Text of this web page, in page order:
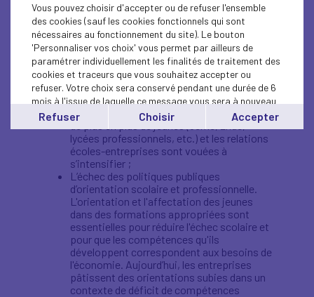
Trois constats ont poussé le Medef à mener
cette étude :
Aucun chiffre ni analyse existe sur l’intérêt
pour les jeunes et les entreprises de
réaliser des immersions en entreprise dans
leur parcours d’orientation ;
L’Etat demande aux entreprises d’accueillir
de plus en plus de jeunes (3ème, 2nde,
lycées professionnels, etc.) et les relations
écoles-entreprises sont vouées à
s’intensifier ;
L’échec des politiques publiques
d’orientation scolaire et professionnelle.
L'orientation et l'affectation des jeunes
dans des formations appropriées sont
essentielles pour réduire l'échec scolaire et
pour que les compétences qu'ils
développent correspondent aux besoins de
l'économie. Aujourd’hui, les entreprises
pâtissent des orientations subies dans un
contexte de déficit de compétences
Vous pouvez choisir d'accepter ou de refuser l'ensemble
des cookies (sauf les cookies fonctionnels qui sont
nécessaires au fonctionnement du site). Le bouton
'Personnaliser vos choix' vous permet par ailleurs de
paramétrer individuellement les finalités de traitement des
cookies et traceurs que vous souhaitez accepter ou
refuser. Votre choix sera conservé pendant une durée de 6
mois à l'issue de laquelle ce message vous sera à nouveau
affiché..
Vous pouvez modifier votre choix à tout moment en
cliquant sur le lien'cookies'en bas de page.
Refuser Choisir Accepter